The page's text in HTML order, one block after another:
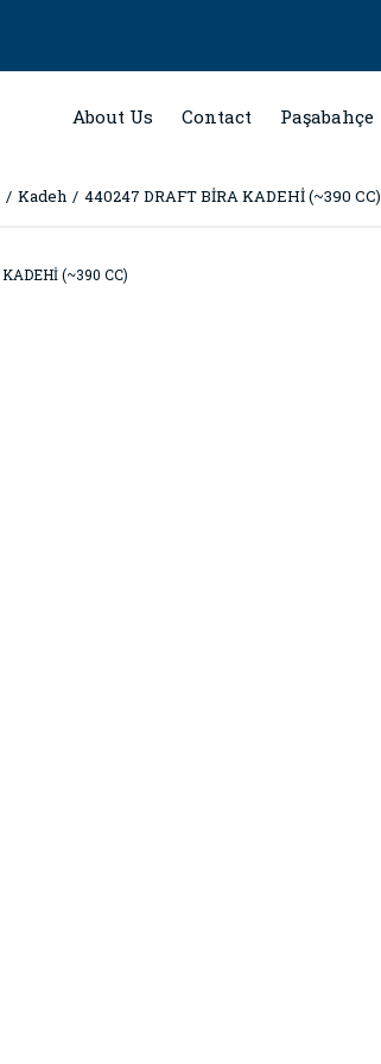
About Us Contact Paşabahçe
Kadeh 440247 DRAFT BİRA KADEHİ (~390 CC)